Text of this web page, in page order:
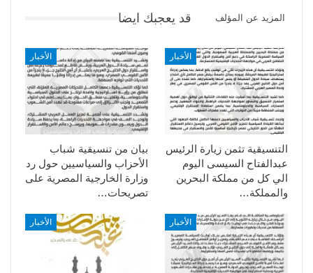
قد يعجبك ايضا المزيد عن المؤلف
الأخبار
بيان من تنسيقية شباب
الأحزاب والسياسيين حول رد
وزارة الخارجية المصرية على
تصريحات…
الأخبار
التنسيقية تثمن زيارة الرئيس
عبدالفتاح السيسى اليوم
الي كل من مملكة البحرين
والمملكة…
الأخبار الأخبار